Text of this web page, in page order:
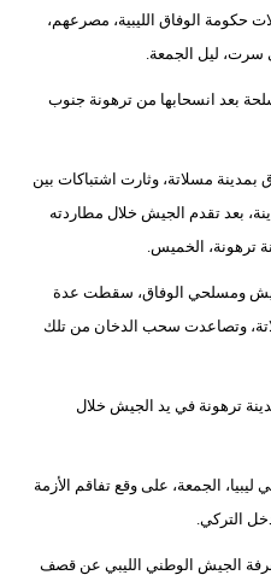
من تشكيلات حكومة الوفاق الليبية، مصرعهم،
بعد انسحابها من ترهونة جنوب
بمدينة مسلاتة، وثارت اشتباكات بين
بعد تقدم الجيش خلال مطاردته
ترهونة، الخميس.
ومسلحي الوفاق، سقطت عدة
وتصاعدت سحب الدخان من تلك
ترهونة في يد الجيش خلال
الجمعة، على وقع تفاقم الأزمة
التركي.
الجيش الوطني الليبي عن قصف